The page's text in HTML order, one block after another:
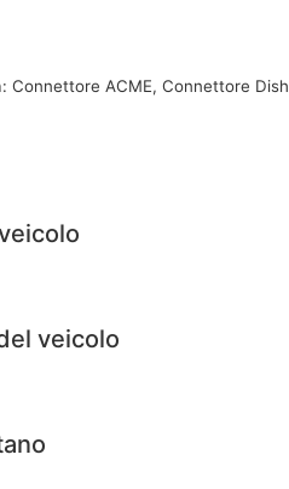
Connettore ACME, Connettore Dish
veicolo